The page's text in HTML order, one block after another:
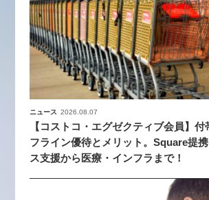
ニュース 2026.08.07
【コストコ・エグゼクティブ会員】付
フライン優待とメリット。Square提
ス支援から医療・インフラまで！